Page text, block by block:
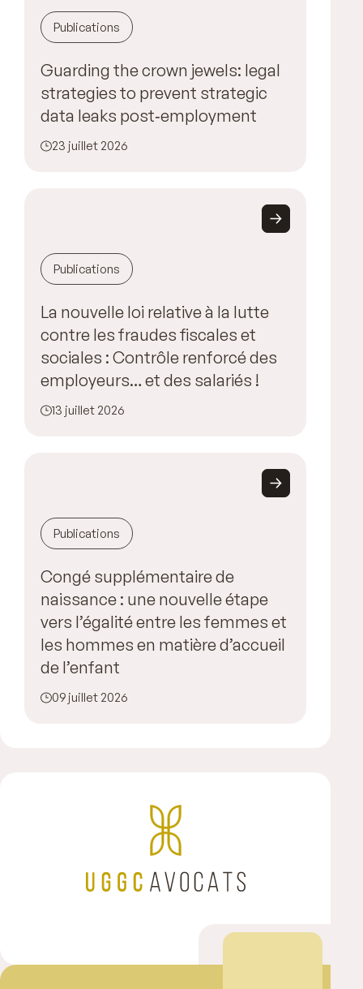
Publications
Guarding the crown jewels: legal
strategies to prevent strategic
data leaks post‑employment
23 juillet 2026
Publications
La nouvelle loi relative à la lutte
contre les fraudes fiscales et
sociales : Contrôle renforcé des
employeurs… et des salariés !
13 juillet 2026
Publications
Congé supplémentaire de
naissance : une nouvelle étape
vers l’égalité entre les femmes et
les hommes en matière d’accueil
de l’enfant
09 juillet 2026